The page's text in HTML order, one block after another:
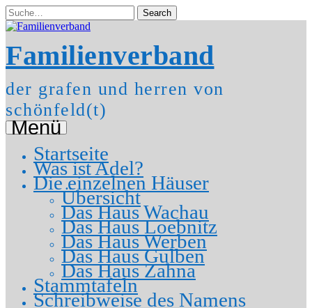
Zum
Inhalt
Familienverband
der grafen und herren von
schönfeld(t)
Menü
Startseite
Was ist Adel?
Die einzelnen Häuser
Übersicht
Das Haus Wachau
Das Haus Loebnitz
Das Haus Werben
Das Haus Gulben
Das Haus Zahna
Stammtafeln
Schreibweise des Namens